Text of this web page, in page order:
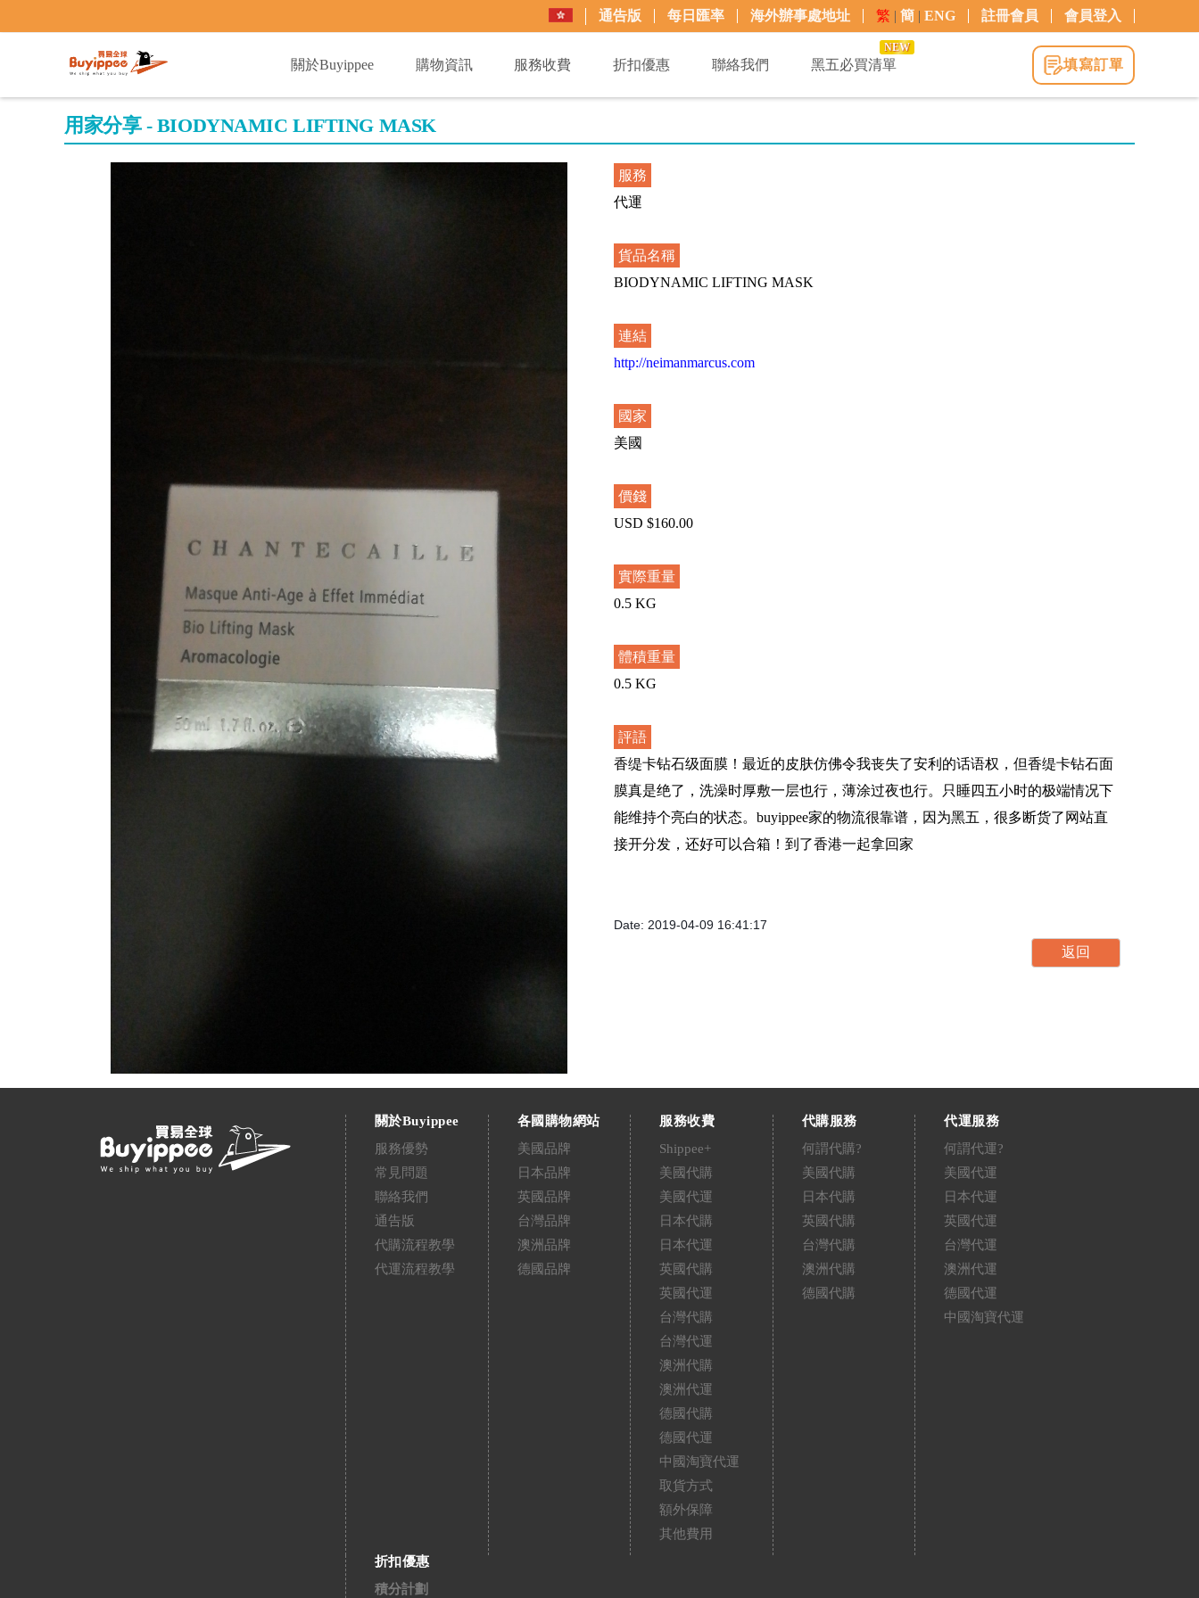
通告版 每日匯率 海外辦事處地址 繁 | 簡 | ENG 註冊會員 會員登入
關於Buyippee
購物資訊 服務收費 折扣優惠 聯絡我們 黑五必買清單
NEW
填寫訂單
用家分享 - BIODYNAMIC LIFTING MASK
服務
代運
貨品名稱
BIODYNAMIC LIFTING MASK
連結
http://neimanmarcus.com
國家
美國
價錢
USD $160.00
實際重量
0.5 KG
體積重量
0.5 KG
評語
香缇卡钻石级面膜！最近的皮肤仿佛令我丧失了安利的话语权，但香缇卡钻石面
膜真是绝了，洗澡时厚敷一层也行，薄涂过夜也行。只睡四五小时的极端情况下
能维持个亮白的状态。buyippee家的物流很靠谱，因为黑五，很多断货了网站直
接开分发，还好可以合箱！到了香港一起拿回家
Date: 2019-04-09 16:41:17
關於Buyippee
服務優勢
常見問題
聯絡我們
通告版
代購流程教學
代運流程教學
各國購物網站
美國品牌
日本品牌
英國品牌
台灣品牌
澳洲品牌
德國品牌
服務收費
Shippee+
美國代購
美國代運
日本代購
日本代運
英國代購
英國代運
台灣代購
台灣代運
澳洲代購
澳洲代運
德國代購
德國代運
中國淘寶代運
取貨方式
額外保障
其他費用
代購服務
何謂代購?
美國代購
日本代購
英國代購
台灣代購
澳洲代購
德國代購
代運服務
何謂代運?
美國代運
日本代運
英國代運
台灣代運
澳洲代運
德國代運
中國淘寶代運
折扣優惠
積分計劃